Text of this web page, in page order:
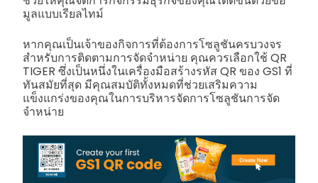
มูลแบบเรียลไทม์
หากคุณเป็นเจ้าของกิจการที่ต้องการโซลูชันครบวงจร
สำหรับการติดตามการจัดจำหน่าย คุณควรเลือกใช้ QR
TIGER ซึ่งเป็นหนึ่งในเครื่องมือสร้างรหัส QR ของ GS1 ที่
ทันสมัยที่สุด มีคุณสมบัติทั้งหมดที่ช่วยเสริมความ
แข็งแกร่งของคุณในการบริหารจัดการโซลูชันการจัด
จำหน่าย